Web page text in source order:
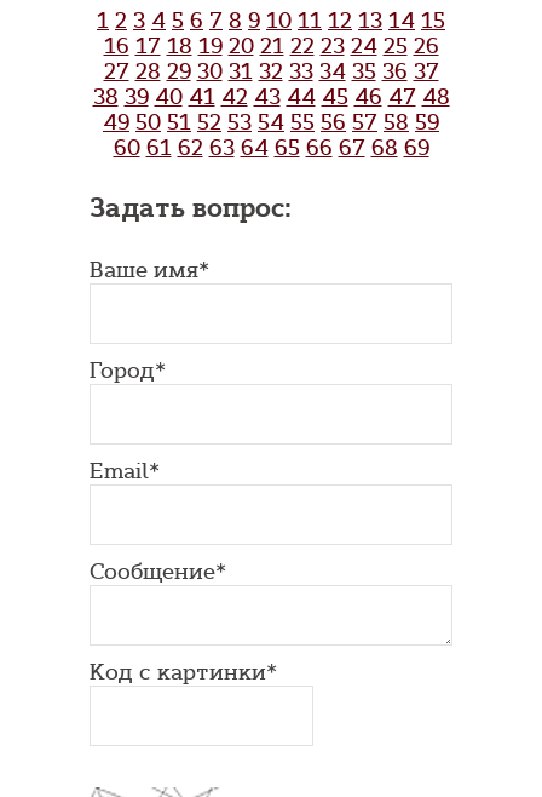
1 2 3 4 5 6 7 8 9 10 11 12 13 14 15
16 17 18 19 20 21 22 23 24 25 26
27 28 29 30 31 32 33 34 35 36 37
38 39 40 41 42 43 44 45 46 47 48
49 50 51 52 53 54 55 56 57 58 59
60 61 62 63 64 65 66 67 68 69
Задать вопрос:
Ваше имя*
Город*
Email*
Сообщение*
Код с картинки*